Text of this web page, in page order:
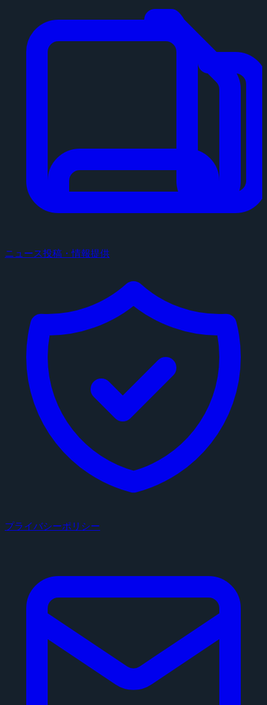
ニュース投稿・情報提供
プライバシーポリシー